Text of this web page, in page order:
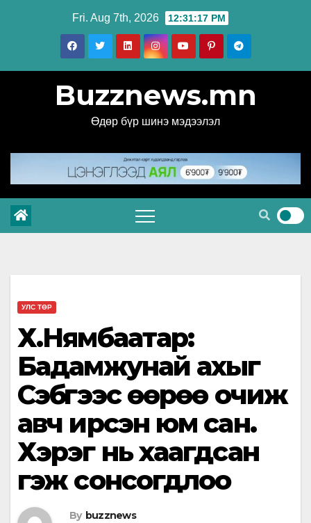
Fri. Aug 7th, 2026 12:31:17 PM
Buzznews.mn
Өдөр бүр шинэ мэдээлэл
УЛС ТӨР
Х.Нямбаатар:
Бадамжунай ахыг
Сэбүгээс өөрөө очиж
авч ирсэн юм сан.
Хэрэг нь хаагдсан
гэж сонсогдлоо
By buzznews